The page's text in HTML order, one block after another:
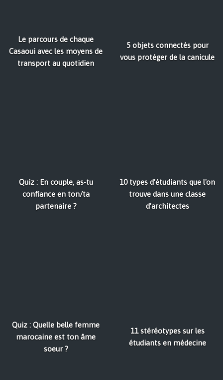
Le parcours de chaque
Casaoui avec les moyens de
transport au quotidien
5 objets connectés pour
vous protéger de la canicule
Quiz : En couple, as-tu
confiance en ton/ta
partenaire ?
10 types d’étudiants que l'on
trouve dans une classe
d’architectes
Quiz : Quelle belle femme
marocaine est ton âme
soeur ?
11 stéréotypes sur les
étudiants en médecine